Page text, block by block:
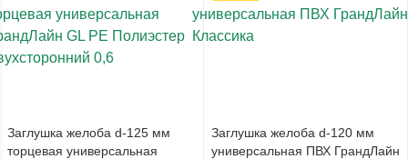
Заглушка желоба d-125 мм
торцевая универсальная
Заглушка желоба d-120 мм
универсальная ПВХ ГрандЛайн